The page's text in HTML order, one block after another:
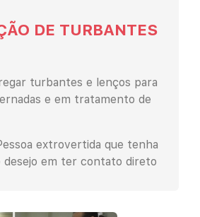
DE TURBANTES
turbantes e lenços para
e em tratamento de
extrovertida que tenha
desejo em ter contato direto